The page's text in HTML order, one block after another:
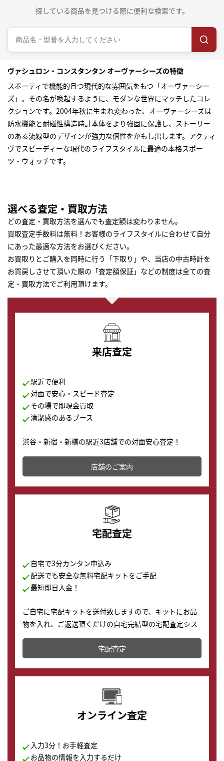
探している商品を見つける際に便利な検索です。
ヴァシュロン・コンスタンタン オーヴァーシーズの特徴
スポーティで機能的且つ現代的な雰囲気をもつ「オーヴァーシー
ズ」。その名が喚起するように、モダンな世界にマッチしたコレ
クションです。2004年秋に生まれ変わった、オーヴァーシーズは
防水機能と耐磁性構造時計本体をより強固に保護し、ストーリー
のある流線型のデザインが強力な個性をかもし出します。アクティ
ヴでスピーディーな現代のライフスタイルに最適の本格スポー
ツ・ウォッチです。
選べる査定・買取方法
どの査定・買取方法を選んでも査定額は変わりません。
買取査定手数料は無料！お客様のライフスタイルに合わせて自分
にあった最適な方法をお選びください。
お買取りとご購入を同時に行う「下取り」や、当店の中古時計を
お買戻しさせて頂いた際の「査定額保証」などの制度は全ての査
定・買取方法でご利用頂けます。
来店査定
駅近で便利
対面で安心・スピード査定
その場で即現金買取
清潔感のあるブース
渋谷・新宿・新橋の駅近3店舗での対面安心査定！
その場で現金買取致します。渋谷本店では、時計販売の
店舗を併設しており、下取りに出してお得に新しい時計
の購入もできます♪
店舗のご案内
宅配査定
自宅で3分カンタン申込み
配送でも安全な無料宅配キットをご手配
最短即日入金！
ご自宅に宅配キットを送付致しますので、キットにお品
物を入れ、ご返送頂くだけの自宅完結型の宅配査定シス
テムです。
配送でも簡単&安全に査定・買取に出すことが可能で
す。
宅配査定
オンライン査定
入力3分！お手軽査定
お品物の情報を入力するだけ